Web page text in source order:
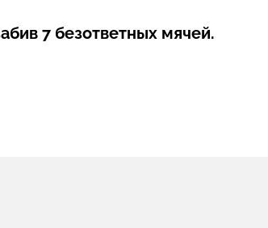
7 безответных мячей.